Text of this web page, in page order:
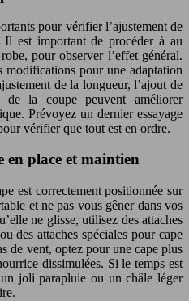
pour vérifier l’ajustement de
est important de procéder à au
pour observer l’effet général.
modifications pour une adaptation
de la longueur, l’ajout de
de la coupe peuvent améliorer
Prévoyez un dernier essayage
vérifier que tout est en ordre.
place et maintien
est correctement positionnée sur
et ne pas vous gêner dans vos
ne glisse, utilisez des attaches
des attaches spéciales pour cape
de vent, optez pour une cape plus
dissimulées. Si le temps est
joli parapluie ou un châle léger